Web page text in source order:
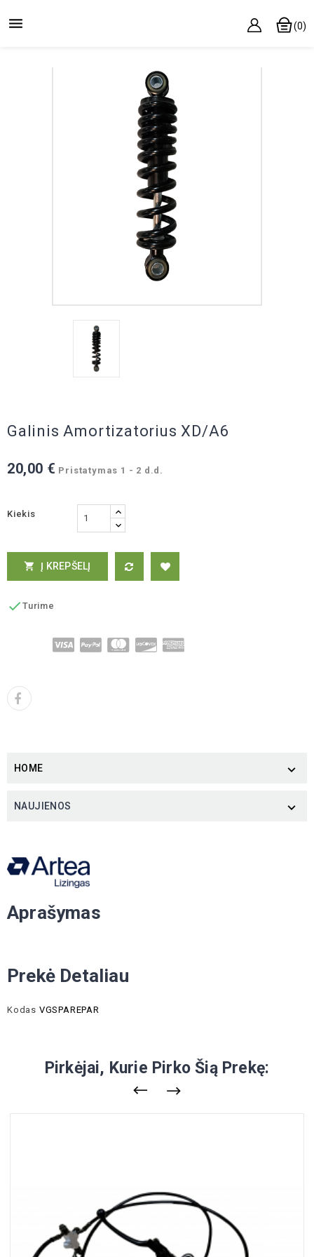
 (0)
Galinis Amortizatorius XD/A6
20,00 € Pristatymas 1 - 2 d.d.
Kiekis
 Į KREPŠELĮ
 Turime
HOME 
NAUJIENOS 
Aprašymas
Prekė Detaliau
Kodas VGSPAREPAR
Pirkėjai, Kurie Pirko Šią Prekę: